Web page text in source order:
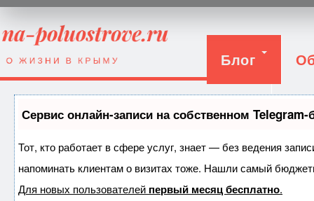
Блог
Вход
Сервис онлайн-записи на собственном Telegram-
Тот, кто работает в сфере услуг, знает — без ведения
напоминать клиентам о визитах тоже. Нашли самый
Для новых пользователей первый месяц бесплатно.